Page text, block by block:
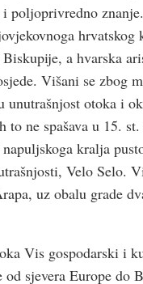
poljoprivredno
hrvatskog
a hvarska
Višani se zbog
unutrašnjost otoka i
ne spašava u 15. st.
kralja
Velo Selo.
uz obalu grade
Vis gospodarski i
sjevera Europe do